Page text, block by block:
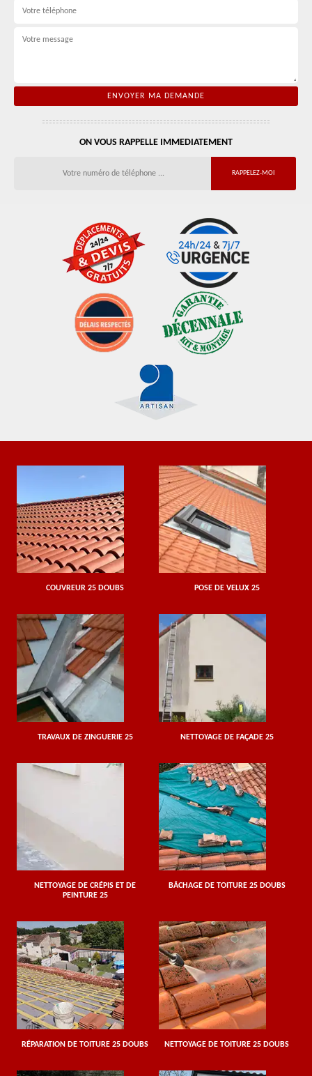
ON VOUS RAPPELLE IMMEDIATEMENT
COUVREUR 25 DOUBS POSE DE VELUX 25
TRAVAUX DE ZINGUERIE 25 NETTOYAGE DE FAÇADE 25
NETTOYAGE DE CRÉPIS ET DE
PEINTURE 25
BÂCHAGE DE TOITURE 25 DOUBS
RÉPARATION DE TOITURE 25 DOUBS NETTOYAGE DE TOITURE 25 DOUBS